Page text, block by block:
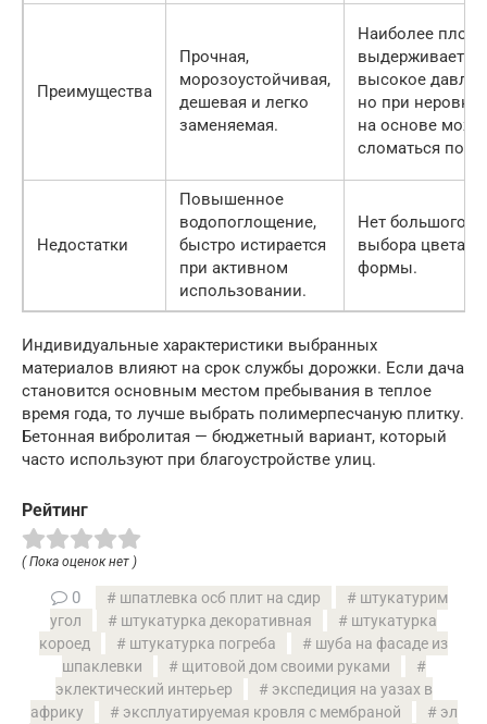
Преимущества
Прочная,
морозоустойчивая,
дешевая и легко
заменяемая.
Наиболее
выдерживает
высокое
но при
на основе
сломаться
Недостатки
Повышенное
водопоглощение,
быстро истирается
при активном
использовании.
Нет большого
выбора цвета и
формы.
Индивидуальные характеристики выбранных
материалов влияют на срок службы дорожки. Если дача
становится основным местом пребывания в теплое
время года, то лучше выбрать полимерпесчаную плитку.
Бетонная вибролитая — бюджетный вариант, который
часто используют при благоустройстве улиц.
Рейтинг
( Пока оценок нет )
0 шпатлевка осб плит на сдир
штукатурим
угол
штукатурка декоративная
штукатурка
короед
штукатурка погреба
шуба на фасаде из
шпаклевки
щитовой дом своими руками
эклектический интерьер
экспедиция на уазах в
африку
эксплуатируемая кровля с мембраной
эл